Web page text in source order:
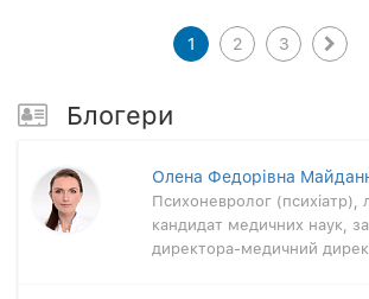
1 2 3
Блогери
Олена Федорівна
Психоневролог (психіатр),
кандидат медичних наук,
директора-медичний